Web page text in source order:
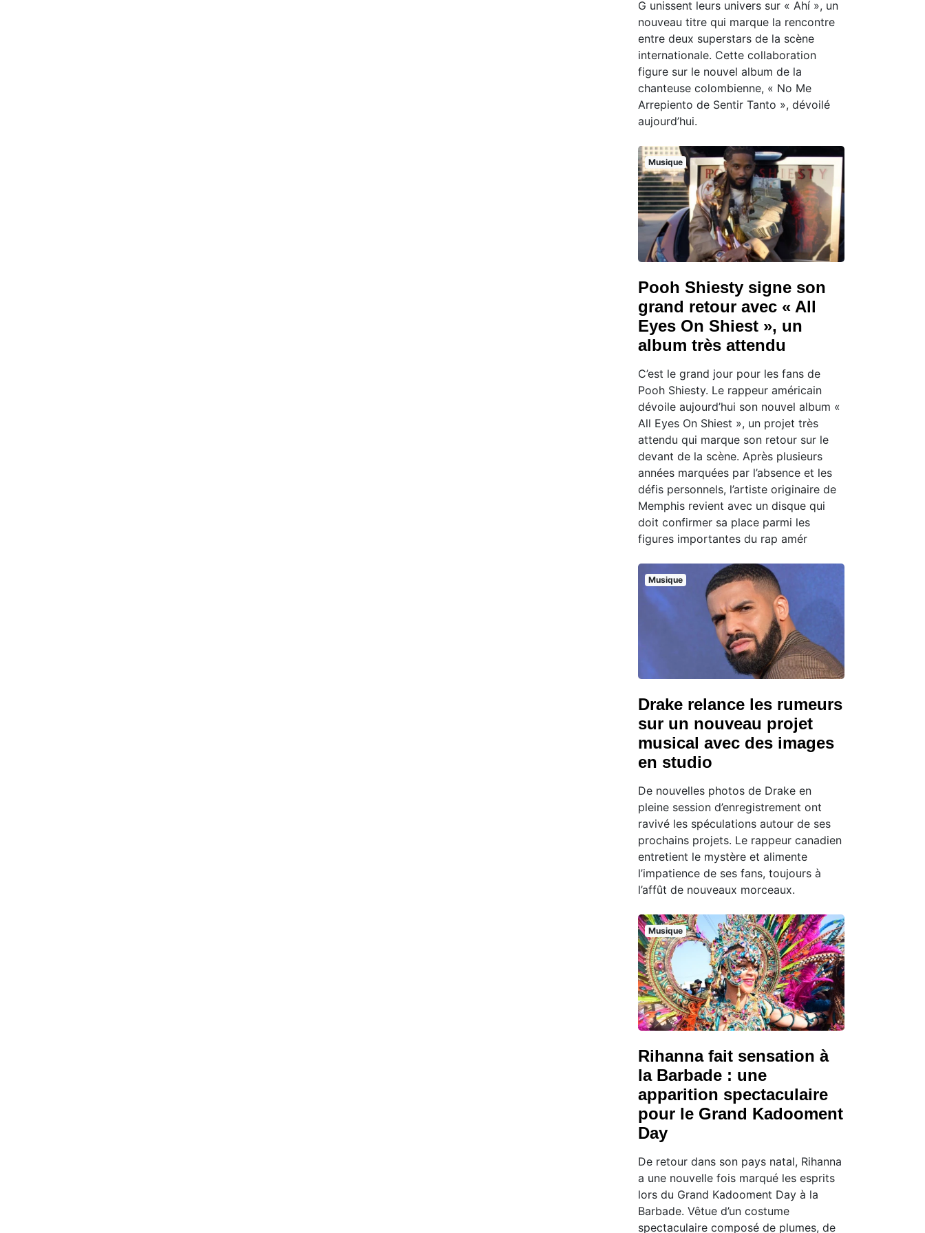
G unissent leurs univers sur « Ahí », un
nouveau titre qui marque la rencontre
entre deux superstars de la scène
internationale. Cette collaboration
figure sur le nouvel album de la
chanteuse colombienne, « No Me
Arrepiento de Sentir Tanto », dévoilé
aujourd’hui.
Musique
Pooh Shiesty signe son
grand retour avec « All
Eyes On Shiest », un
album très attendu
C’est le grand jour pour les fans de
Pooh Shiesty. Le rappeur américain
dévoile aujourd’hui son nouvel album «
All Eyes On Shiest », un projet très
attendu qui marque son retour sur le
devant de la scène. Après plusieurs
années marquées par l’absence et les
défis personnels, l’artiste originaire de
Memphis revient avec un disque qui
doit confirmer sa place parmi les
figures importantes du rap amér
Musique
Drake relance les rumeurs
sur un nouveau projet
musical avec des images
en studio
De nouvelles photos de Drake en
pleine session d’enregistrement ont
ravivé les spéculations autour de ses
prochains projets. Le rappeur canadien
entretient le mystère et alimente
l’impatience de ses fans, toujours à
l’affût de nouveaux morceaux.
Musique
Rihanna fait sensation à
la Barbade : une
apparition spectaculaire
pour le Grand Kadooment
Day
De retour dans son pays natal, Rihanna
a une nouvelle fois marqué les esprits
lors du Grand Kadooment Day à la
Barbade. Vêtue d’un costume
spectaculaire composé de plumes, de